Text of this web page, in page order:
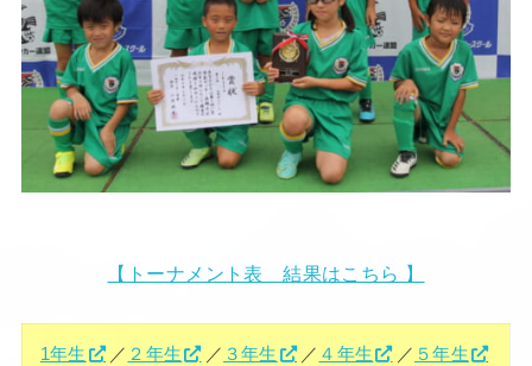
【トーナメント表 結果はこちら 】
1年生 ／ ２年生 ／ ３年生 ／ ４年生 ／ ５年生